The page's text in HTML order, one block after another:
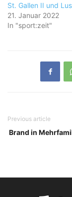
St. Gallen II und
21. Januar 2022
In "sport:zeit"
Previous article
Brand in